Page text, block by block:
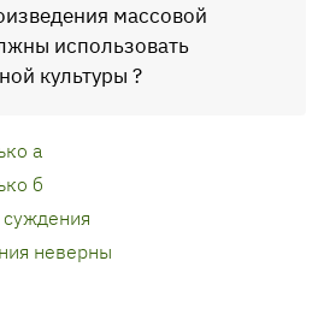
массовой
использовать
культуры ?
а
б
неверны